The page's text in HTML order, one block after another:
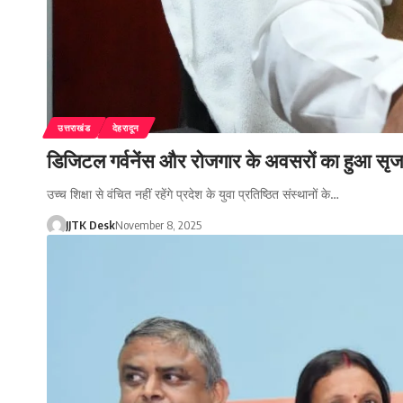
उत्तराखंड देहरादून
डिजिटल गर्वनेंस और रोजगार के अवसरों का हुआ
उच्च शिक्षा से वंचित नहीं रहेंगे प्रदेश के युवा प्रतिष्ठित संस्थानों के…
JJTK DeskNovember 8, 2025